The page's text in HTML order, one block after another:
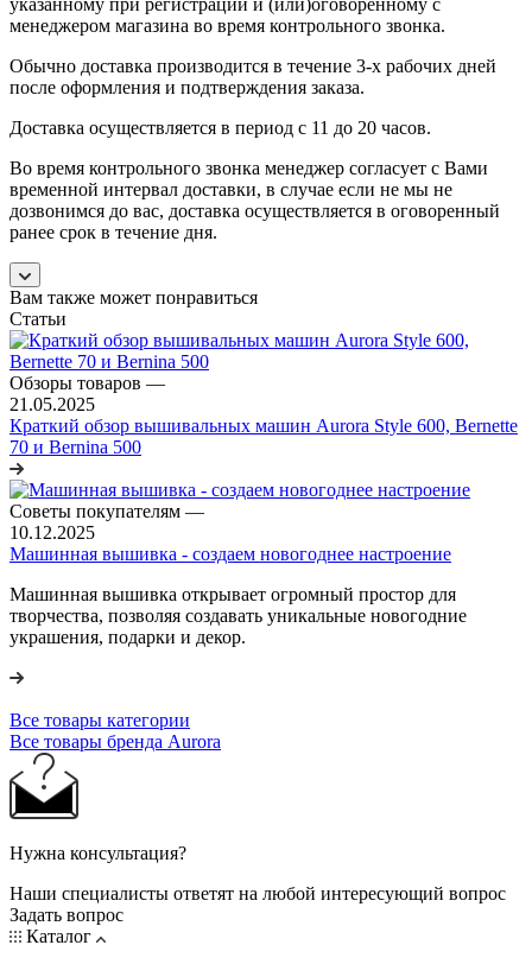
менеджером магазина во время контрольного звонка.
Обычно доставка производится в течение 3-х рабочих дней
после оформления и подтверждения заказа.
Доставка осуществляется в период с 11 до 20 часов.
Во время контрольного звонка менеджер согласует с Вами
временной интервал доставки, в случае если не мы не
дозвонимся до вас, доставка осуществляется в оговоренный
ранее срок в течение дня.
Вам также может понравиться
Статьи
Обзоры товаров —
21.05.2025
Краткий обзор вышивальных машин Aurora Style 600, Bernette
70 и Bernina 500
Советы покупателям —
10.12.2025
Машинная вышивка - создаем новогоднее настроение
Машинная вышивка открывает огромный простор для
творчества, позволяя создавать уникальные новогодние
украшения, подарки и декор.
Все товары категории
Все товары бренда Aurora
Нужна консультация?
Наши специалисты ответят на любой интересующий вопрос
Задать вопрос
Каталог